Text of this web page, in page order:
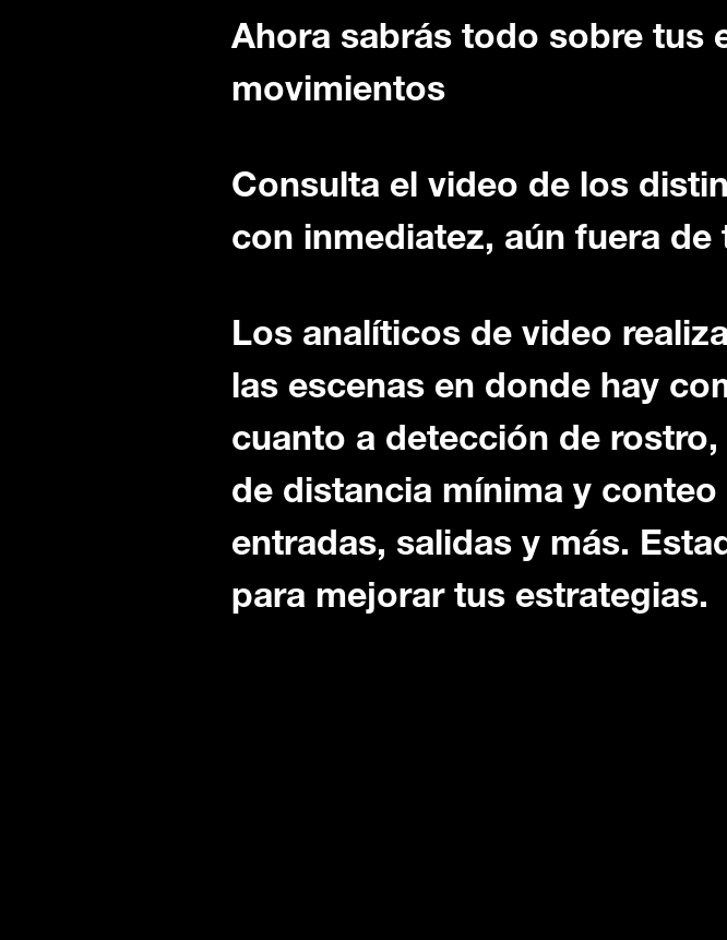
Ahora sabrás todo sobre tus
movimientos
Consulta el video de los
con inmediatez, aún fuera de
Los analíticos de video
las escenas en donde hay
cuanto a detección de
de distancia mínima y
entradas, salidas y más.
para mejorar tus estrategias.